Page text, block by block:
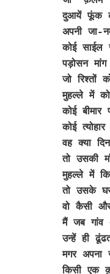
दुआयें फूंक
अपनी जा-
कोई साईल
पड़ोसन
जो रिश्तों
मुहल्ले में
कोई
कोई
वह क्या
तो उसकी
मुहल्ले में
तो उसके
वो कैसी
मैं जब गांव
उन्हें ही
मगर अपना
किसी एक